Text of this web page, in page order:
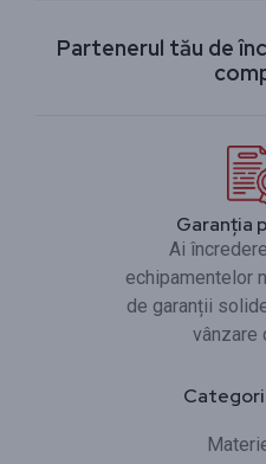
Partenerul tău de
Garanția
Ai
echipamentelor
de garanții
vânzare